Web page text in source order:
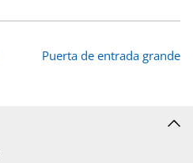
Puerta de entrada grande